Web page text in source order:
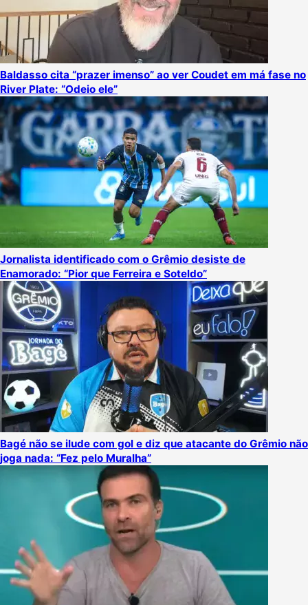
Baldasso cita “prazer imenso” ao ver Coudet em má fase no
River Plate: “Odeio ele”
Jornalista identificado com o Grêmio desiste de
Enamorado: “Pior que Ferreira e Soteldo”
Bagé não se ilude com gol e diz que atacante do Grêmio não
joga nada: “Fez pelo Muralha”